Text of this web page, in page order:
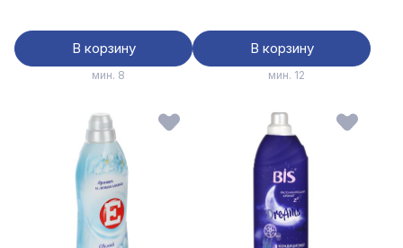
В корзину
мин. 8
В корзину
мин. 12